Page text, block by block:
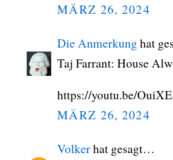
MÄRZ 26, 2024
Die Anmerkunghat
Taj Farrant: House
https://youtu.be/
MÄRZ 26, 2024
Volkerhat gesagt…